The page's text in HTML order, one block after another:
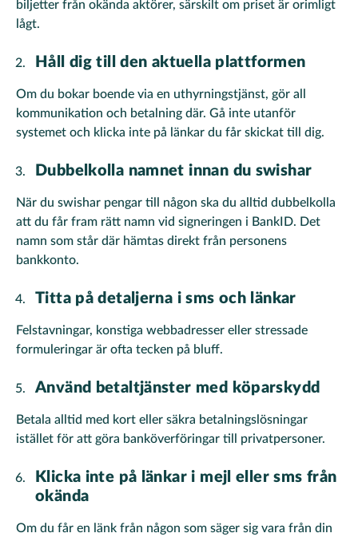
biljetter från okända aktörer, särskilt om priset är orimligt
lågt.
Håll dig till den aktuella plattformen
Om du bokar boende via en uthyrningstjänst, gör all
kommunikation och betalning där. Gå inte utanför
systemet och klicka inte på länkar du får skickat till dig.
Dubbelkolla namnet innan du swishar
När du swishar pengar till någon ska du alltid dubbelkolla
att du får fram rätt namn vid signeringen i BankID. Det
namn som står där hämtas direkt från personens
bankkonto.
Titta på detaljerna i sms och länkar
Felstavningar, konstiga webbadresser eller stressade
formuleringar är ofta tecken på bluff.
Använd betaltjänster med köparskydd
Betala alltid med kort eller säkra betalningslösningar
istället för att göra banköverföringar till privatpersoner.
Klicka inte på länkar i mejl eller sms från
okända
Om du får en länk från någon som säger sig vara från din